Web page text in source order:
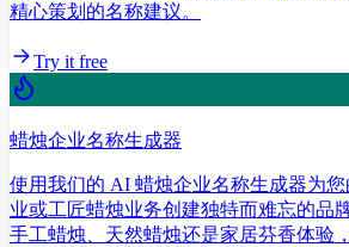
精心策划的名称建议。
Try it free
蜡烛企业名称生成器
使用我们的 AI 蜡烛企业名称生成器为
业或工匠蜡烛业务创建独特而难忘的品
手工蜡烛、天然蜡烛还是家居芬香体验